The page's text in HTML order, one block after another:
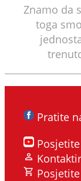
Znamo da
toga
Pratite